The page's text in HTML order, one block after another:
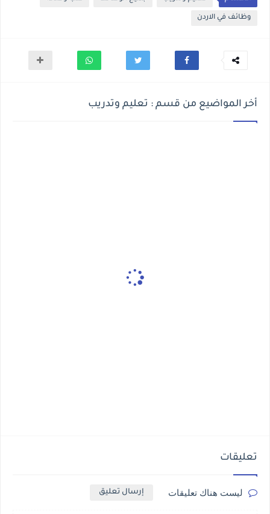
وظائف في الاردن
أخر المواضيع من قسم : تعليم وتدريب
تعليقات
ليست هناك تعليقات إرسال تعليق